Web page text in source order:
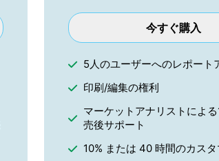
今すぐ購入
5人のユーザーへのレポート
印刷/編集の権利
マーケットアナリストによ
売後サポート
10% または 40 時間のカス